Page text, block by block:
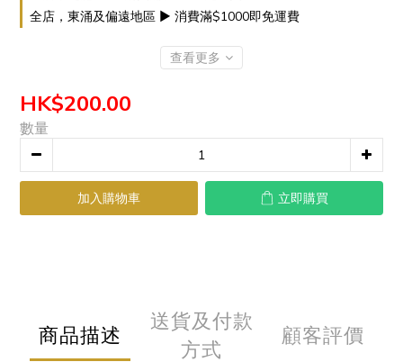
全店，東涌及偏遠地區 ▶ 消費滿$1000即免運費
查看更多
HK$200.00
數量
加入購物車 立即購買
商品描述
送貨及付款
方式
顧客評價